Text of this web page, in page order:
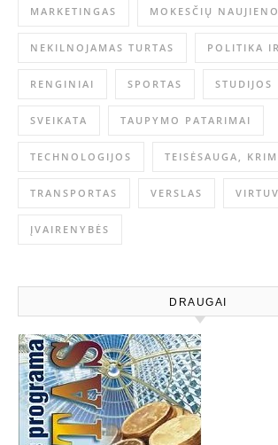
MARKETINGAS MOKESČIŲ
NEKILNOJAMAS TURTAS POLITIKA
RENGINIAI SPORTAS STUDIJOS
SVEIKATA TAUPYMO PATARIMAI
TECHNOLOGIJOS TEISĖSAUGA,
TRANSPORTAS VERSLAS
ĮVAIRENYBĖS
DRAUGAI